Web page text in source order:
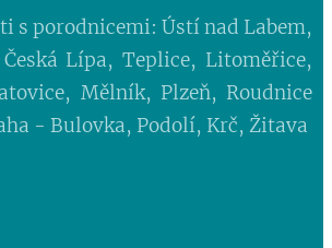
s porodnicemi: Ústí nad Labem,
Lípa, Teplice, Litoměřice,
Mělník, Plzeň, Roudnice
- Bulovka, Podolí, Krč, Žitava